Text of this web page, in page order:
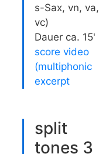
s-Sax, vn, va,
vc)
Dauer ca. 15'
score video
(multiphonic
excerpt
split
tones 3